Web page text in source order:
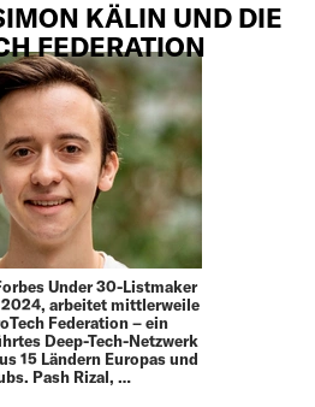
KÄLIN UND DIE
FEDERATION
Under 30-Listmaker
2024, arbeitet mittlerweile
Federation – ein
Deep-Tech-Netzwerk
15 Ländern Europas und
Pash Rizal, …